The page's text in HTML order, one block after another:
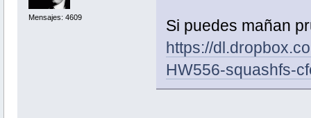
Mensajes: 4609
Si puedes mañan
https://
HW556-squashfs-